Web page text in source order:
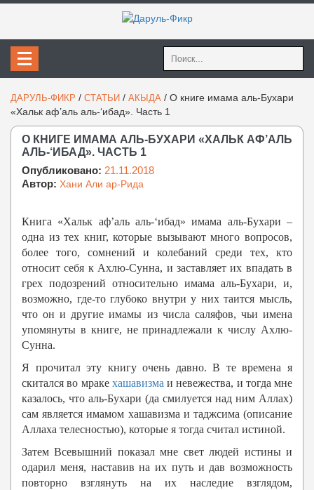
Найти:
ДАРУЛЬ-ФИКР / СТАТЬИ / АКЫДА / О книге имама аль-Бухари
«Хальк аф’аль аль-‘ибад». Часть 1
О КНИГЕ ИМАМА АЛЬ-БУХАРИ «ХАЛЬК АФ’АЛЬ
АЛЬ-‘ИБАД». ЧАСТЬ 1
Опубликовано: 21.11.2018
Автор: Хани Али ар-Рида
Книга «Хальк аф’аль аль-‘ибад» имама аль-Бухари –
одна из тех книг, которые вызывают много вопросов,
более того, сомнений и колебаний среди тех, кто
относит себя к Ахлю-Сунна, и заставляет их впадать в
грех подозрений относительно имама аль-Бухари, и,
возможно, где-то глубоко внутри у них таится мысль,
что он и другие имамы из числа саляфов, чьи имена
упомянуты в книге, не принадлежали к числу Ахлю-
Сунна.
Я прочитал эту книгу очень давно. В те времена я
скитался во мраке хашавизма и невежества, и тогда мне
казалось, что аль-Бухари (да смилуется над ним Аллах)
сам является имамом хашавизма и таджсима (описание
Аллаха телесностью), которые я тогда считал истиной.
Затем Всевышний показал мне свет людей истины и
одарил меня, наставив на их путь и дав возможность
повторно взглянуть на их наследие взглядом,